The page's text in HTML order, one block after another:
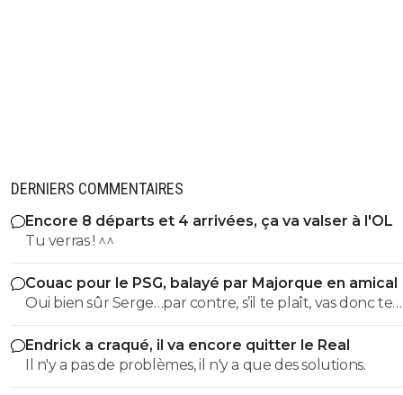
DERNIERS COMMENTAIRES
Encore 8 départs et 4 arrivées, ça va valser à l'OL
Tu verras ! ^^
Couac pour le PSG, balayé par Majorque en amical
Oui bien sûr Serge…par contre, s’il te plaît, vas donc te
torcher la bouche, t as encore un peu de merde sur
lèvres Serge 😂
Endrick a craqué, il va encore quitter le Real
Il n'y a pas de problèmes, il n'y a que des solutions.